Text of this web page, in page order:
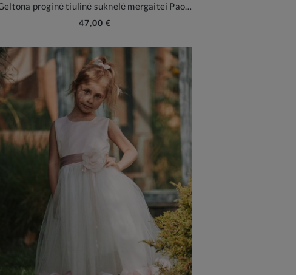
Geltona proginė tiulinė suknelė mergaitei Paola su plunksnelėmis rankovėse
47,00 €